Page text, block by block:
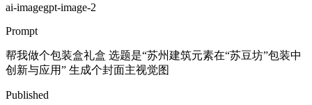
ai-imagegpt-image-2
Prompt
帮我做个包装盒礼盒 选题是“苏州建筑元素在“苏豆坊”包装中
创新与应用” 生成个封面主视觉图
Published